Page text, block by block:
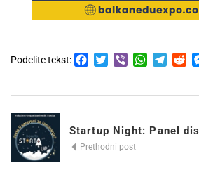
Podelite tekst: Facebook
Twitter
Viber WhatsApp
Startup Night: Panel
Prethodni post